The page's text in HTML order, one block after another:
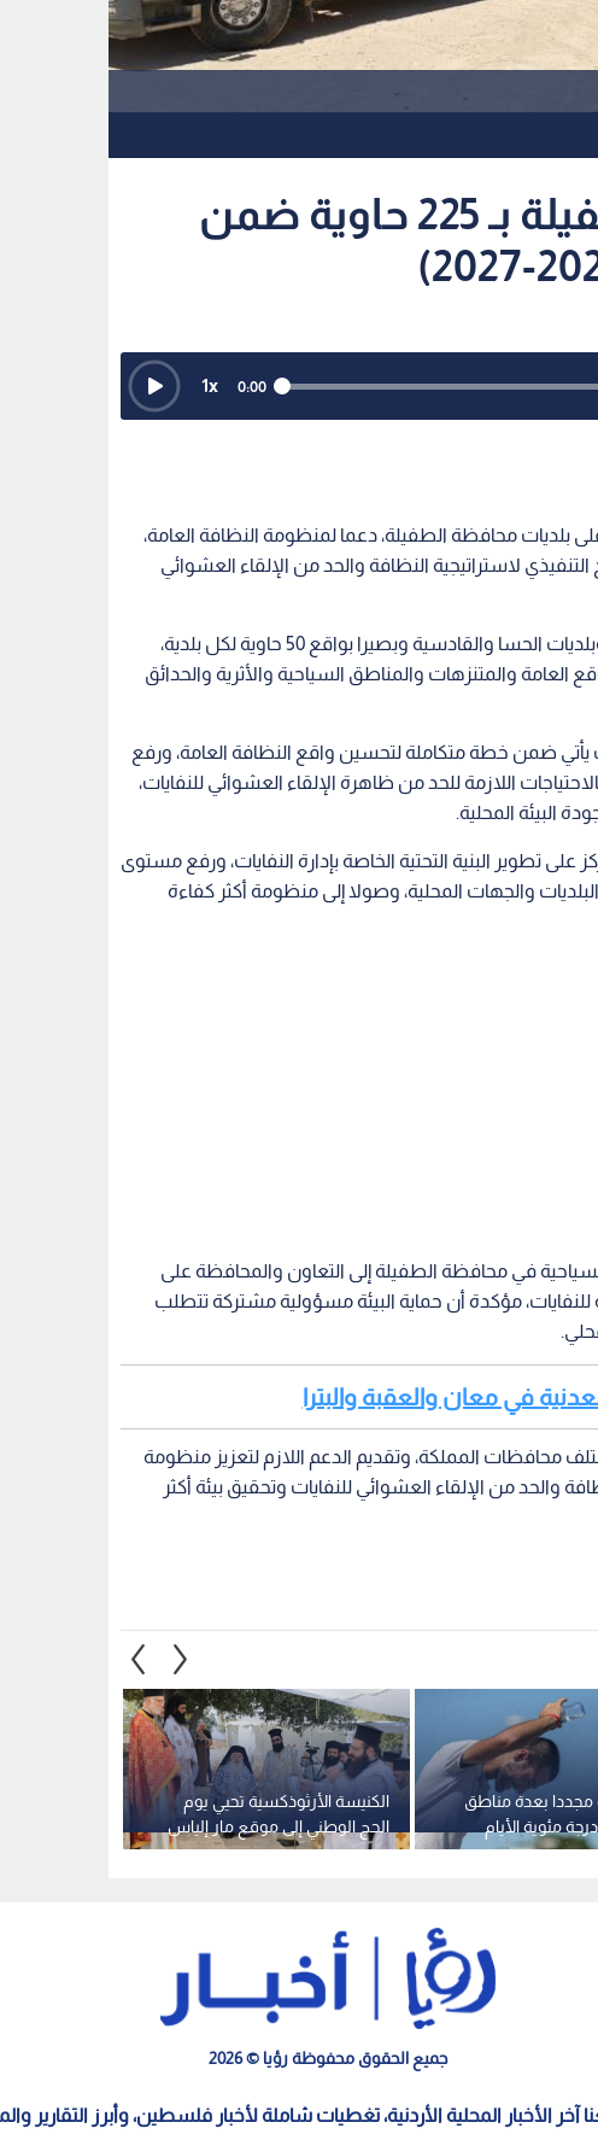
البيئة تدعم بلديات الطفيلة بـ 225 حاوية ضمن
0:00
1x
البيئة 225 حاوية معدنية بسعة 1100 لتر على بلديات محافظة الطفيلة، دعما لمنظومة النظافة العامة،
التنفيذي لاستراتيجية النظافة والحد من الإلقاء العشوائي
وشمل الدعم بلدية الطفيلة الكبرى بواقع 75 حاوية، وبلديات الحسا والقادسية وبصيرا بواقع 50 حاوية لكل بلدية،
والمتنزهات والمناطق السياحية والأثرية والحدائق
يأتي ضمن خطة متكاملة لتحسين واقع النظافة العامة، ورفع
اللازمة للحد من ظاهرة الإلقاء العشوائي للنفايات،
البيئة المحلية.
على تطوير البنية التحتية الخاصة بإدارة النفايات، ورفع مستوى
والجهات المحلية، وصولا إلى منظومة أكثر كفاءة
في محافظة الطفيلة إلى التعاون والمحافظة على
مؤكدة أن حماية البيئة مسؤولية مشتركة تتطلب
محافظات المملكة، وتقديم الدعم اللازم لتعزيز منظومة
والحد من الإلقاء العشوائي للنفايات وتحقيق بيئة أكثر
الكنيسة الأرثوذكسية تحيي يوم
الحج الوطني إلى موقع مار إلياس
الأثري في عجلون
مجددا بعدة مناطق
لأكثر من 40 درجة مئوية الأيام
تفاصيل
جميع الحقوق محفوظة رؤيا © 2026
آخر الأخبار المحلية الأردنية، تغطيات شاملة لأخبار فلسطين، وأبرز التقارير